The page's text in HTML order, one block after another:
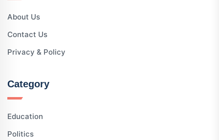
About Us
Contact Us
Privacy & Policy
Category
Education
Politics